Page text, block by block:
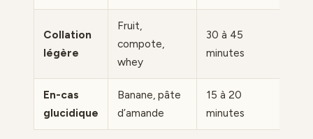
Collation
légère
Fruit,
compote,
whey
30 à 45
minutes
En-cas
glucidique
Banane, pâte
d’amande
15 à 20
minutes